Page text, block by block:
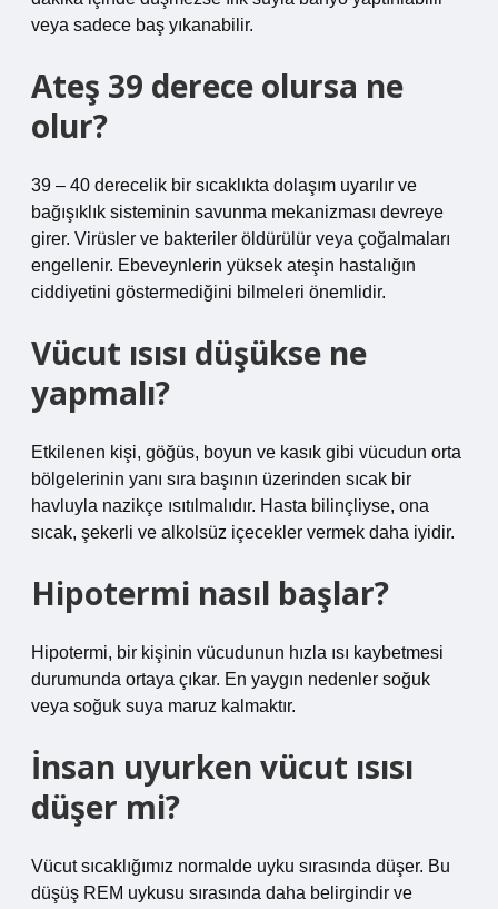
veya sadece baş yıkanabilir.
Ateş 39 derece olursa ne
olur?
39 – 40 derecelik bir sıcaklıkta dolaşım uyarılır ve
bağışıklık sisteminin savunma mekanizması devreye
girer. Virüsler ve bakteriler öldürülür veya çoğalmaları
engellenir. Ebeveynlerin yüksek ateşin hastalığın
ciddiyetini göstermediğini bilmeleri önemlidir.
Vücut ısısı düşükse ne
yapmalı?
Etkilenen kişi, göğüs, boyun ve kasık gibi vücudun orta
bölgelerinin yanı sıra başının üzerinden sıcak bir
havluyla nazikçe ısıtılmalıdır. Hasta bilinçliyse, ona
sıcak, şekerli ve alkolsüz içecekler vermek daha iyidir.
Hipotermi nasıl başlar?
Hipotermi, bir kişinin vücudunun hızla ısı kaybetmesi
durumunda ortaya çıkar. En yaygın nedenler soğuk
veya soğuk suya maruz kalmaktır.
İnsan uyurken vücut ısısı
düşer mi?
Vücut sıcaklığımız normalde uyku sırasında düşer. Bu
düşüş REM uykusu sırasında daha belirgindir ve